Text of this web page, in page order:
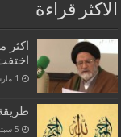
الاكثر قراءة
1 مارس,2018
5 سبتمبر,2017